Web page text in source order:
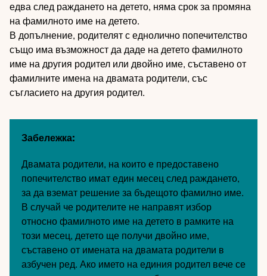
едва след раждането на детето, няма срок за промяна
на фамилното име на детето.
В допълнение, родителят с еднолично попечителство
също има възможност да даде на детето фамилното
име на другия родител или двойно име, съставено от
фамилните имена на двамата родители, със
съгласието на другия родител.
Забележка:
Двамата родители, на които е предоставено
попечителство имат един месец след раждането,
за да вземат решение за бъдещото фамилно име.
В случай че родителите не направят избор
относно фамилното име на детето в рамките на
този месец, детето ще получи двойно име,
съставено от имената на двамата родители в
азбучен ред. Ако името на единия родител вече се